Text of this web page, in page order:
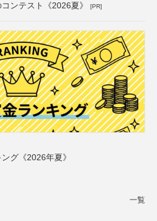
ンテスト《2026夏》 [PR]
グ《2026年夏》
一覧